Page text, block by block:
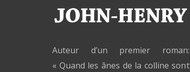
Auteur d’un premier roman:
« Quand les ânes de la colline sont